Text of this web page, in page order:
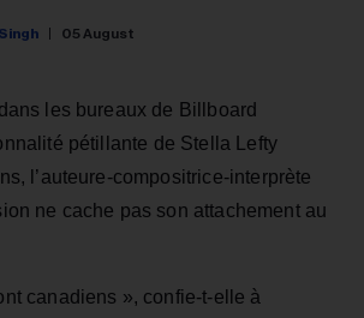
05 August
les bureaux de Billboard
pétillante de Stella Lefty
l’auteure-compositrice-interprète
ne cache pas son attachement au
canadiens », confie-t-elle à